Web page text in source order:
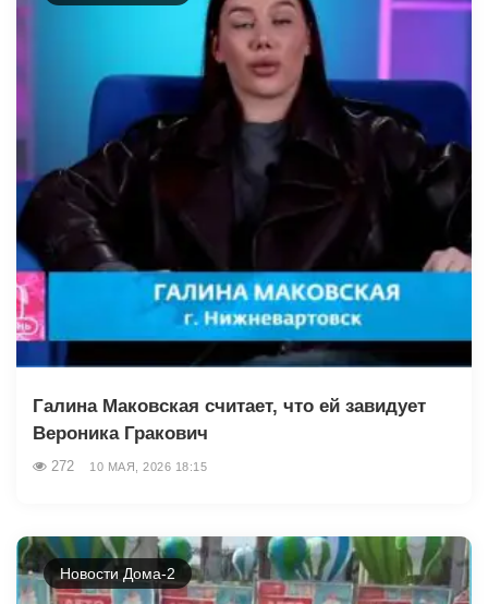
Галина Маковская считает, что ей завидует
Вероника Гракович
272 10 МАЯ, 2026 18:15
Новости Дома-2